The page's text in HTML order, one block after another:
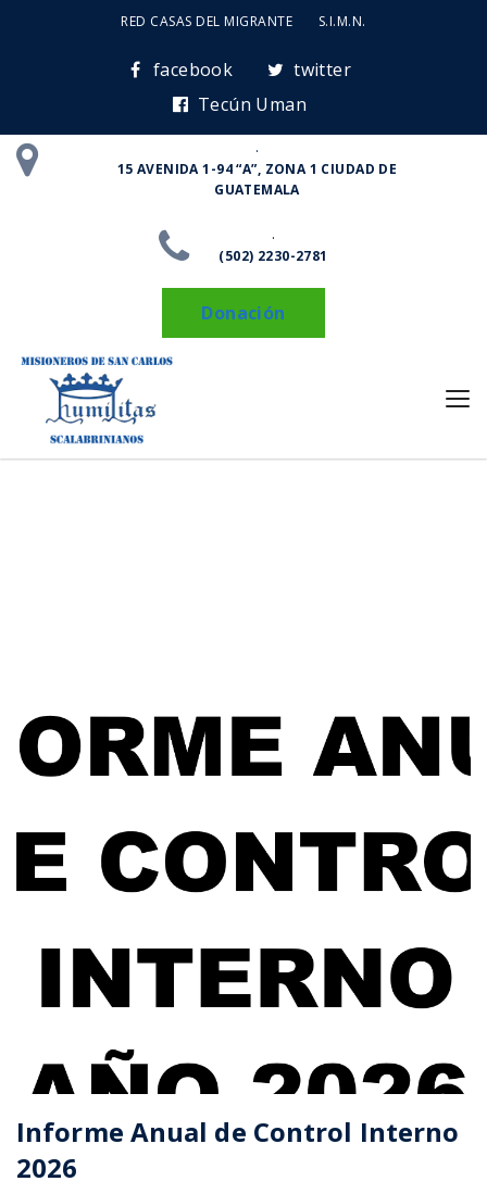
RED CASAS DEL MIGRANTE S.I.M.N.
facebook
twitter
Tecún Uman
.
15 AVENIDA 1-94 “A”, ZONA 1 CIUDAD DE
GUATEMALA
.
(502) 2230-2781
Donación
Informe Anual de Control Interno
2026